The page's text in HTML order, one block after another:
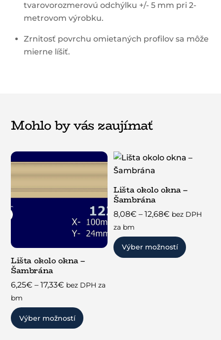
tvarovorozmerovú odchýlku +/- 5 mm pri 2-
metrovom výrobku.
Zrnitosť povrchu omietaných profilov sa môže
mierne líšiť.
Mohlo by vás zaujímať
Lišta okolo okna –
Šambrána
6,25€ – 17,33€ Price
6,25€
through
bez DPH za
bm
Výber možností
Tento
Lišta okolo okna –
Šambrána
8,08€ – 12,68€ Price
8,08€
through
bez DPH
za bm
Výber možností
Tento